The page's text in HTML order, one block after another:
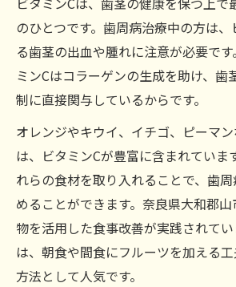
のひとつです。歯周病治療中の方は
る歯茎の出血や腫れに注意が必要で
ミンCはコラーゲンの生成を助け、歯
制に直接関与しているからです。
オレンジやキウイ、イチゴ、ピーマ
は、ビタミンCが豊富に含まれていま
れらの食材を取り入れることで、歯
めることができます。奈良県大和郡
物を活用した食事改善が実践されて
は、朝食や間食にフルーツを加える
方法として人気です。